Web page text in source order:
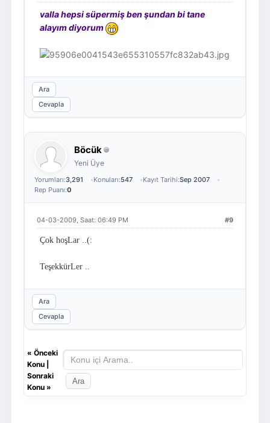
valla hepsi süpermiş ben şundan bi tane
alayım diyorum
Ara
Cevapla
Böcük
Yeni Üye
Yorumları:3,291 Konuları:547 Kayıt Tarihi:Sep 2007
Rep Puanı:0
#9
04-03-2009, Saat: 06:49 PM
Çok hoşLar ..(:
TeşekkürLer ..
Ara
Cevapla
« Önceki
Konu|
Sonraki
Konu»